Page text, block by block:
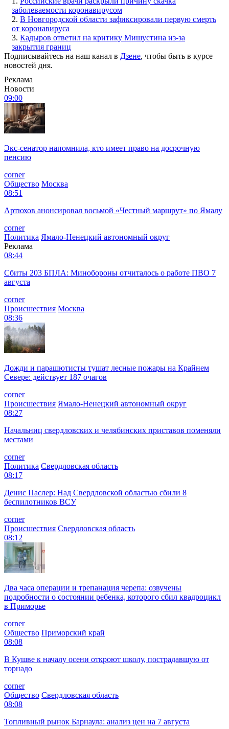
заболеваемости коронавирусом
2. В Новгородской области зафиксировали первую смерть
от коронавируса
3. Кадыров ответил на критику Мишустина из-за
закрытия границ
Подписывайтесь на наш канал в Дзене, чтобы быть в курсе
новостей дня.
Реклама
Новости
09:00
Экс-сенатор напомнила, кто имеет право на досрочную
пенсию
corner
Общество Москва
08:51
Артюхов анонсировал восьмой «Честный маршрут» по Ямалу
corner
Политика Ямало-Ненецкий автономный округ
Реклама
08:44
Сбиты 203 БПЛА: Минобороны отчиталось о работе ПВО 7
августа
corner
Происшествия Москва
08:36
Дожди и парашютисты тушат лесные пожары на Крайнем
Севере: действует 187 очагов
corner
Происшествия Ямало-Ненецкий автономный округ
08:27
Начальниц свердловских и челябинских приставов поменяли
местами
corner
Политика Свердловская область
08:17
Денис Паслер: Над Свердловской областью сбили 8
беспилотников ВСУ
corner
Происшествия Свердловская область
08:12
Два часа операции и трепанация черепа: озвучены
подробности о состоянии ребенка, которого сбил квадроцикл
в Приморье
corner
Общество Приморский край
08:08
В Кушве к началу осени откроют школу, пострадавшую от
торнадо
corner
Общество Свердловская область
08:08
Топливный рынок Барнаула: анализ цен на 7 августа